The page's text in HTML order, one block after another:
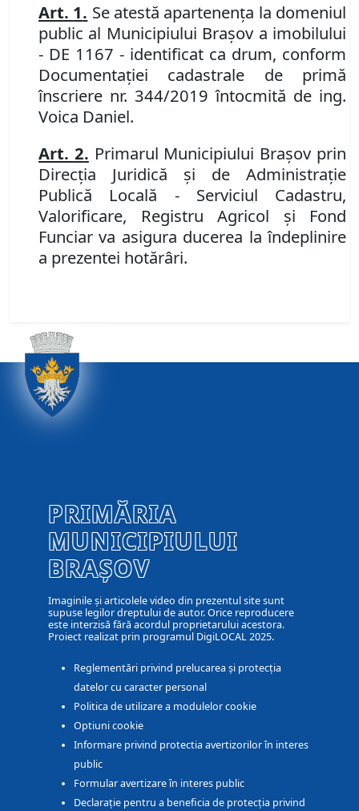
Art. 1. Se atestă apartenenţa la domeniul
public al Municipiului Braşov a imobilului
- DE 1167 - identificat ca drum, conform
Documentației cadastrale de primă
înscriere nr. 344/2019 întocmită de ing.
Voica Daniel.
Art. 2. Primarul Municipiului Brașov prin
Direcția Juridică și de Administrație
Publică Locală - Serviciul Cadastru,
Valorificare, Registru Agricol și Fond
Funciarva asigura ducerea la îndeplinire
a prezentei hotărâri.
PRIMĂRIA
MUNICIPIULUI
BRAȘOV
Imaginile și articolele video din prezentul site sunt
supuse legilor dreptului de autor. Orice reproducere
este interzisă fără acordul proprietarului acestora.
Proiect realizat prin programul DigiLOCAL 2025.
Reglementări privind prelucarea și protecția
datelor cu caracter personal
Politica de utilizare a modulelor cookie
Optiuni cookie
Informare privind protectia avertizorilor în interes
public
Formular avertizare în interes public
Declarație pentru a beneficia de protecția privind